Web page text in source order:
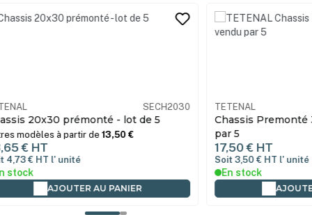
- lot de 5
13,50 €
TETENAL
Chassis Premonté 30X30cm - vendu
par 5